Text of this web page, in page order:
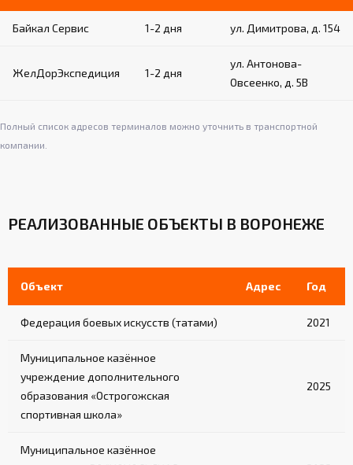
Байкал Сервис 1-2 дня ул. Димитрова, д. 154
ЖелДорЭкспедиция 1-2 дня
ул. Антонова-
Овсеенко, д. 5В
Полный список адресов терминалов можно уточнить в транспортной
компании.
РЕАЛИЗОВАННЫЕ ОБЪЕКТЫ В ВОРОНЕЖЕ
Объект Адрес Год
Федерация боевых искусств (татами) 2021
Муниципальное казённое
учреждение дополнительного
образования «Острогожская
спортивная школа»
2025
Муниципальное казённое